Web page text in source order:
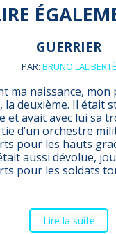
GUERRIER
PAR: BRUNO LALIBERTÉ
ma naissance, mon
la deuxième. Il était
et avait avec lui sa
d’un orchestre
pour les hauts
aussi dévolue,
pour les soldats
Lire la suite